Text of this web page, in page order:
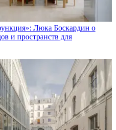
Люка Боскардин о
и пространств для